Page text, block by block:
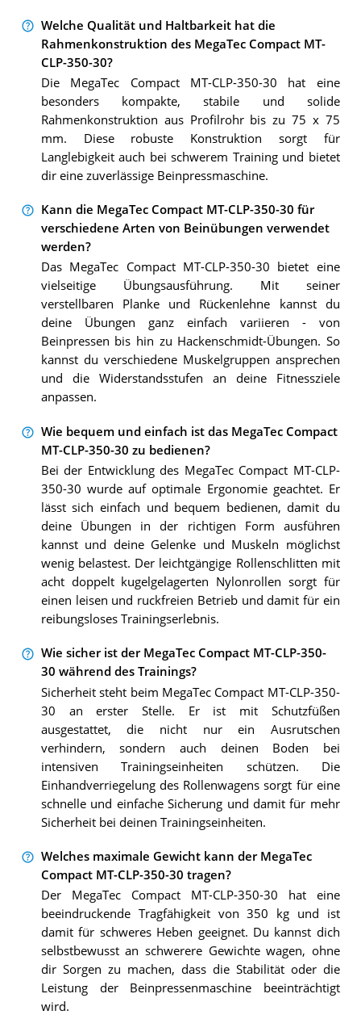
Welche Qualität und Haltbarkeit hat die
Rahmenkonstruktion des MegaTec Compact MT-
CLP-350-30?
Die MegaTec Compact MT-CLP-350-30 hat eine
besonders kompakte, stabile und solide
Rahmenkonstruktion aus Profilrohr bis zu 75 x 75
mm. Diese robuste Konstruktion sorgt für
Langlebigkeit auch bei schwerem Training und bietet
dir eine zuverlässige Beinpressmaschine.
Kann die MegaTec Compact MT-CLP-350-30 für
verschiedene Arten von Beinübungen verwendet
werden?
Das MegaTec Compact MT-CLP-350-30 bietet eine
vielseitige Übungsausführung. Mit seiner
verstellbaren Planke und Rückenlehne kannst du
deine Übungen ganz einfach variieren - von
Beinpressen bis hin zu Hackenschmidt-Übungen. So
kannst du verschiedene Muskelgruppen ansprechen
und die Widerstandsstufen an deine Fitnessziele
anpassen.
Wie bequem und einfach ist das MegaTec Compact
MT-CLP-350-30 zu bedienen?
Bei der Entwicklung des MegaTec Compact MT-CLP-
350-30 wurde auf optimale Ergonomie geachtet. Er
lässt sich einfach und bequem bedienen, damit du
deine Übungen in der richtigen Form ausführen
kannst und deine Gelenke und Muskeln möglichst
wenig belastest. Der leichtgängige Rollenschlitten mit
acht doppelt kugelgelagerten Nylonrollen sorgt für
einen leisen und ruckfreien Betrieb und damit für ein
reibungsloses Trainingserlebnis.
Wie sicher ist der MegaTec Compact MT-CLP-350-
30 während des Trainings?
Sicherheit steht beim MegaTec Compact MT-CLP-350-
30 an erster Stelle. Er ist mit Schutzfüßen
ausgestattet, die nicht nur ein Ausrutschen
verhindern, sondern auch deinen Boden bei
intensiven Trainingseinheiten schützen. Die
Einhandverriegelung des Rollenwagens sorgt für eine
schnelle und einfache Sicherung und damit für mehr
Sicherheit bei deinen Trainingseinheiten.
Welches maximale Gewicht kann der MegaTec
Compact MT-CLP-350-30 tragen?
Der MegaTec Compact MT-CLP-350-30 hat eine
beeindruckende Tragfähigkeit von 350 kg und ist
damit für schweres Heben geeignet. Du kannst dich
selbstbewusst an schwerere Gewichte wagen, ohne
dir Sorgen zu machen, dass die Stabilität oder die
Leistung der Beinpressenmaschine beeinträchtigt
wird.